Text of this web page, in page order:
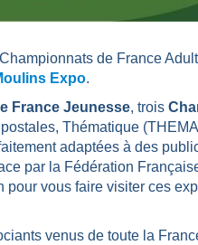
de France
Expo.
France Jeunesse, trois
Thématique
adaptées à des
par la Fédération
vous faire visiter ces
venus de toute la